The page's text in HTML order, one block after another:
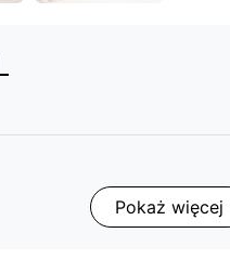
Pokaż więcej